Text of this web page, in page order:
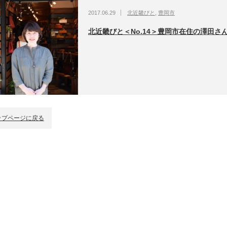
2017.06.29 北近畿びと 豊岡市
北近畿びと＜No.14＞豊岡市在住の澤田さ
プページに戻る